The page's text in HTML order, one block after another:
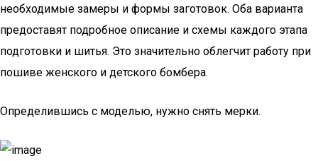
необходимые замеры и формы заготовок. Оба варианта
предоставят подробное описание и схемы каждого этапа
подготовки и шитья. Это значительно облегчит работу при
пошиве женского и детского бомбера.
Определившись с моделью, нужно снять мерки.